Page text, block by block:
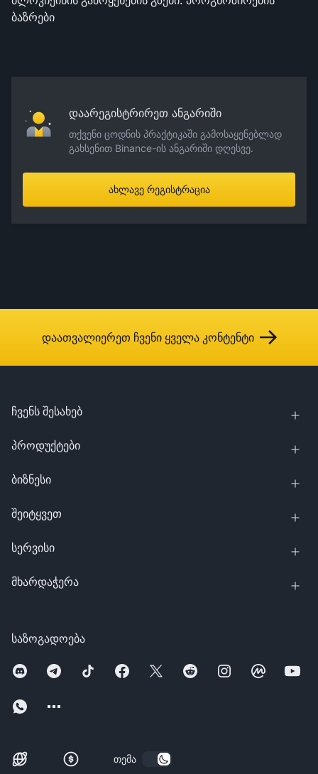
ბაზრები
დაარეგისტრირეთ ანგარიში
თქვენი ცოდნის პრაქტიკაში გამოსაყენებლად
გახსენით Binance-ის ანგარიში დღესვე.
ახლავე რეგისტრაცია
დაათვალიერეთ ჩვენი ყველა კონტენტი
საზოგადოება
თემა
ჩვენს შესახებ
პროდუქტები
ბიზნესი
შეიტყვეთ
სერვისი
მხარდაჭერა